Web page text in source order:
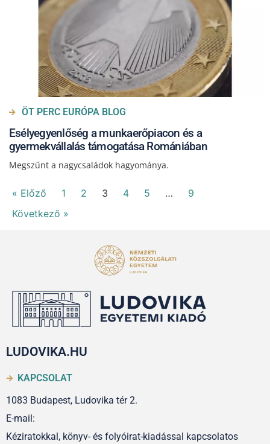
ÖT PERC EURÓPA BLOG
Esélyegyenlőség a munkaerőpiacon és a
gyermekvállalás támogatása Romániában
Megszűnt a nagycsaládok hagyománya.
« Előző 1 2 3 4 5 …
9
Következő »
LUDOVIKA.HU
KAPCSOLAT
1083 Budapest, Ludovika tér 2.
E-mail:
Kéziratokkal, könyv- és folyóirat-kiadással kapcsolatos